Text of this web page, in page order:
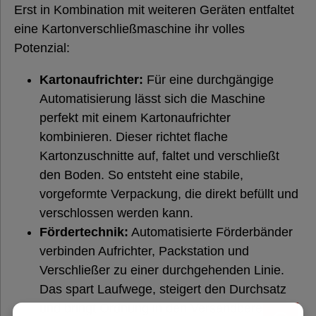
Erst in Kombination mit weiteren Geräten entfaltet
eine Kartonverschließmaschine ihr volles
Potenzial:
Kartonaufrichter: Für eine durchgängige
Automatisierung lässt sich die Maschine
perfekt mit einem Kartonaufrichter
kombinieren. Dieser richtet flache
Kartonzuschnitte auf, faltet und verschließt
den Boden. So entsteht eine stabile,
vorgeformte Verpackung, die direkt befüllt und
verschlossen werden kann.
Fördertechnik: Automatisierte Förderbänder
verbinden Aufrichter, Packstation und
Verschließer zu einer durchgehenden Linie.
Das spart Laufwege, steigert den Durchsatz